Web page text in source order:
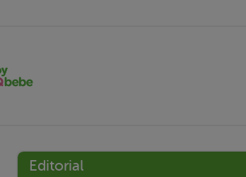
Editorial